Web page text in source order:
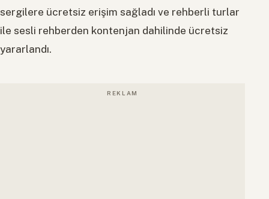
sergilere ücretsiz erişim sağladı ve rehberli turlar
ile sesli rehberden kontenjan dahilinde ücretsiz
yararlandı.